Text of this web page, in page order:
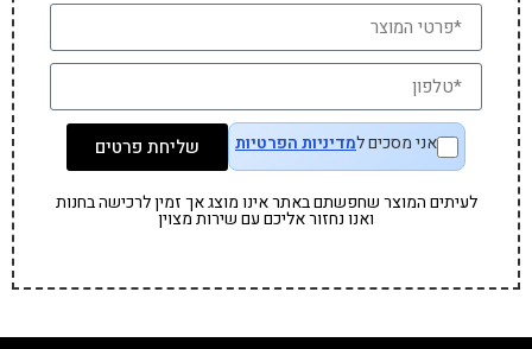
אני מסכים למדיניות הפרטיות שליחת פרטים
לעיתים המוצר שחפשתם באתר אינו מוצג אך זמין לרכישה בחנות
ואנו נחזור אליכם עם שירות מצוין